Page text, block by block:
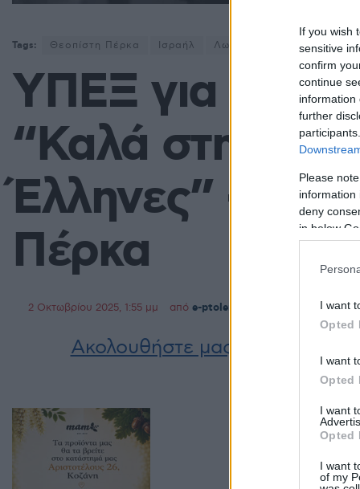
If you wish
sensitive
confirm
continue
information
further
Please
information
deny
in below
I want
Opted
I want
Opted
I want
Opted
I want
of my
Tags: Θεοπίστη Πέρκα Ισραήλ Λωρίδα της Γάζας
ΥΠΕΞ για
“Καλά στην
Έλληνες” – Σε
Πέρκα
2 Οκτωβρίου 2025, 1:55 μμ από e-ptolemeos team Ελλάδα,
Ακολουθήστε μας στο